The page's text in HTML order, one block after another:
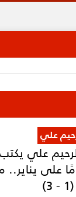
علي
علي
على يناير..